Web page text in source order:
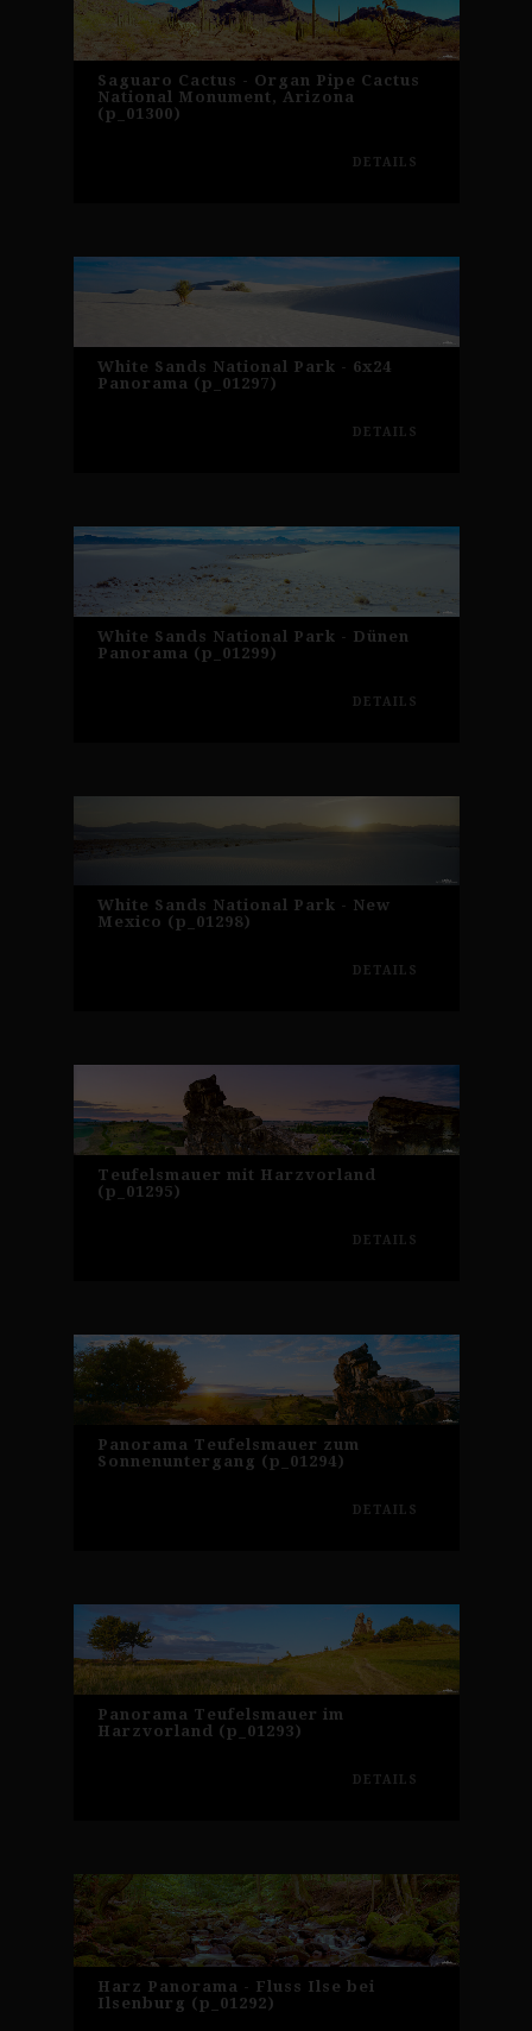
Saguaro Cactus - Organ Pipe Cactus
National Monument, Arizona
(p_01300)
DETAILS
White Sands National Park - 6x24
Panorama (p_01297)
DETAILS
White Sands National Park - Dünen
Panorama (p_01299)
DETAILS
White Sands National Park - New
Mexico (p_01298)
DETAILS
Teufelsmauer mit Harzvorland
(p_01295)
DETAILS
Panorama Teufelsmauer zum
Sonnenuntergang (p_01294)
DETAILS
Panorama Teufelsmauer im
Harzvorland (p_01293)
DETAILS
Harz Panorama - Fluss Ilse bei
Ilsenburg (p_01292)